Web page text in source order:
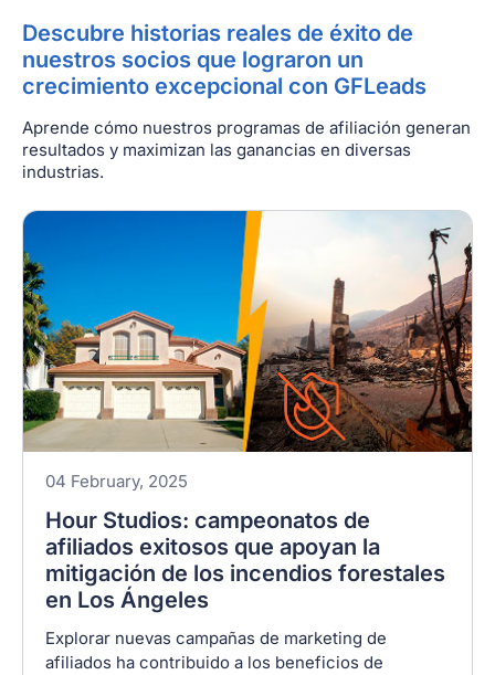
Descubre historias reales de éxito de
nuestros socios que lograron un
crecimiento excepcional con GFLeads
Aprende cómo nuestros programas de afiliación generan
resultados y maximizan las ganancias en diversas
industrias.
04 February, 2025
Hour Studios: campeonatos de
afiliados exitosos que apoyan la
mitigación de los incendios forestales
en Los Ángeles
Explorar nuevas campañas de marketing de
afiliados ha contribuido a los beneficios de